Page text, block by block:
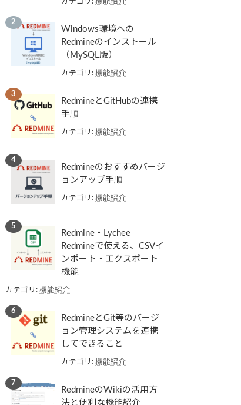
カテゴリ:機能紹介
Windows環境への
Redmineのインストール
（MySQL版）
カテゴリ:機能紹介
RedmineとGitHubの連携
手順
カテゴリ:機能紹介
Redmineのおすすめバージ
ョンアップ手順
カテゴリ:機能紹介
Redmine・Lychee
Redmineで使える、CSVイ
ンポート・エクスポート
機能
カテゴリ:機能紹介
RedmineとGit等のバージ
ョン管理システムを連携
してできること
カテゴリ:機能紹介
RedmineのWikiの活用方
法と便利な機能紹介